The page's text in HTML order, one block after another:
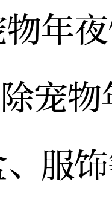
夜
宠
服